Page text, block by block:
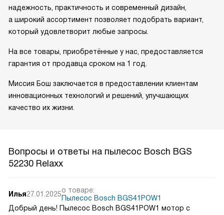
надежность, практичность и современный дизайн,
а широкий ассортимент позволяет подобрать вариант,
который удовлетворит любые запросы.
На все товары, приобретённые у нас, предоставляется
гарантия от продавца сроком на 1 год.
Миссия Бош заключается в предоставлении клиентам
инновационных технологий и решений, улучшающих
качество их жизни.
Вопросы и ответы на пылесос Bosch BGS
52230 Relaxx
Илья27.01.2025о товаре:
Пылесос Bosch BGS41POW1
Добрый день! Пылесос Bosch BGS41POW1 мотор с